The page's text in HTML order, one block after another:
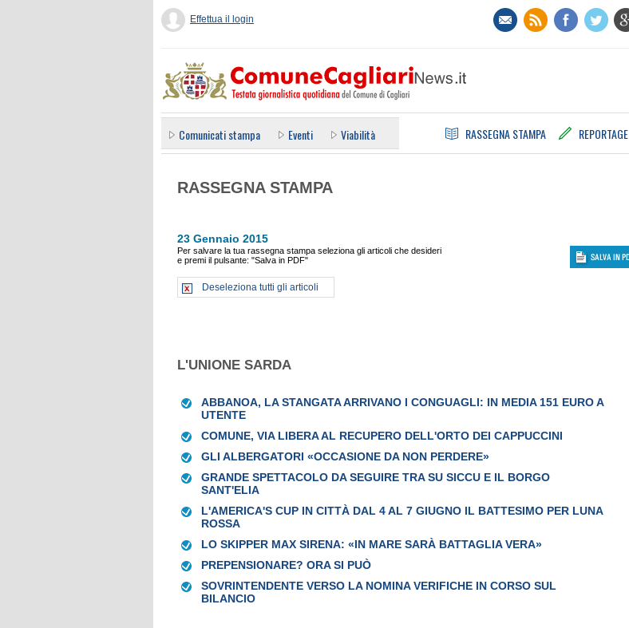
Effettua il login
Comunicati stampa Eventi Viabilità RASSEGNA STAMPA REPORTAGE
RASSEGNA STAMPA
23 Gennaio 2015
Per salvare la tua rassegna stampa seleziona gli articoli che desideri
e premi il pulsante: "Salva in PDF"
Deseleziona tutti gli articoli
L'UNIONE SARDA
ABBANOA, LA STANGATA ARRIVANO I CONGUAGLI: IN MEDIA 151 EURO A
UTENTE
COMUNE, VIA LIBERA AL RECUPERO DELL'ORTO DEI CAPPUCCINI
GLI ALBERGATORI «OCCASIONE DA NON PERDERE»
GRANDE SPETTACOLO DA SEGUIRE TRA SU SICCU E IL BORGO
SANT'ELIA
L'AMERICA'S CUP IN CITTÀ DAL 4 AL 7 GIUGNO IL BATTESIMO PER LUNA
ROSSA
LO SKIPPER MAX SIRENA: «IN MARE SARÀ BATTAGLIA VERA»
PREPENSIONARE? ORA SI PUÒ
SOVRINTENDENTE VERSO LA NOMINA VERIFICHE IN CORSO SUL
BILANCIO